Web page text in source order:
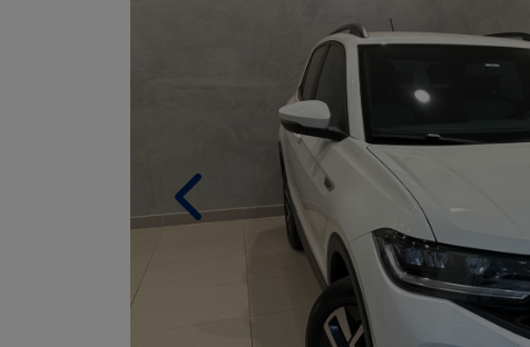
Previous